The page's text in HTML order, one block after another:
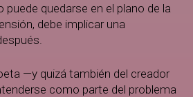
quedarse en el plano de la
debe implicar una
—y quizá también del creador
como parte del problema